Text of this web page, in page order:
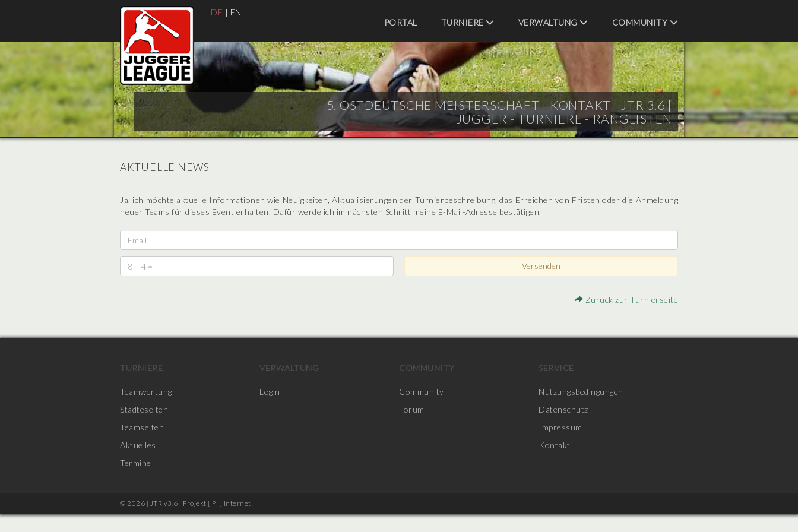
DE | EN
PORTAL
TURNIERE VERWALTUNG COMMUNITY
5. OSTDEUTSCHE MEISTERSCHAFT - KONTAKT - JTR 3.6 |
JUGGER - TURNIERE - RANGLISTEN
AKTUELLE NEWS
Ja, ich möchte aktuelle Informationen wie Neuigkeiten, Aktualisierungen der Turnierbeschreibung, das Erreichen von Fristen oder die Anmeldung
neuer Teams für dieses Event erhalten. Dafür werde ich im nächsten Schritt meine E-Mail-Adresse bestätigen.
Zurück zur Turnierseite
TURNIERE
Teamwertung
Städteseiten
Teamseiten
Aktuelles
Termine
VERWALTUNG
Login
COMMUNITY
Community
Forum
SERVICE
Nutzungsbedingungen
Datenschutz
Impressum
Kontakt
© 2026 | JTR v3.6 | Projekt [ PI ] Internet